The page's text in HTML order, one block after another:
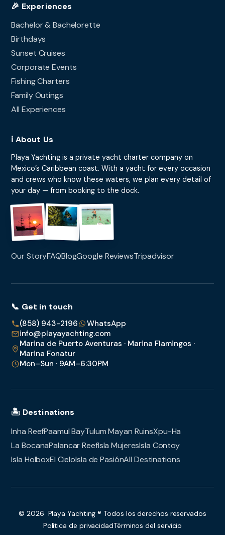
🎉 Experiences
Bachelor & Bachelorette
Birthdays
Sunset Cruises
Corporate Events
Fishing Charters
Family Outings
All Experiences
ℹ️ About Us
Playa Yachting is a private yacht charter company on
Mexico’s Caribbean coast. With a yacht for every occasion
and crews who know these waters, we plan every detail of
your day — from booking to the dock.
Our StoryFAQBlogGoogle ReviewsTripadvisor
📞 Get in touch
(858) 943-2196
WhatsApp
info@playayachting.com
Marina de Puerto Aventuras · Marina Flamingos ·
Marina Fonatur
Mon–Sun · 9AM–6:30PM
🏝️ Destinations
Inha ReefPaamul BayTulum Mayan RuinsXpu-Ha
La BocanaPalancar ReefIsla MujeresIsla Contoy
Isla HolboxEl CieloIsla de PasiónAll Destinations
© 2026 Playa Yachting ® Todos los derechos reservados
Política de privacidadTérminos del servicio